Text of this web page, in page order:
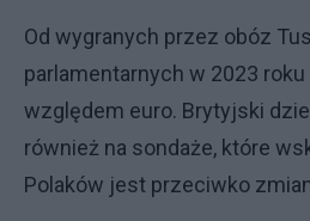
Od wygranych przez obóz
parlamentarnych w 2023 roku
względem euro. Brytyjski
również na sondaże, które
Polaków jest przeciwko